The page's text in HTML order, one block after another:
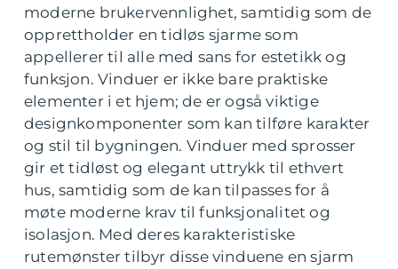
moderne brukervennlighet, samtidig som de
opprettholder en tidløs sjarme som
appellerer til alle med sans for estetikk og
funksjon. Vinduer er ikke bare praktiske
elementer i et hjem; de er også viktige
designkomponenter som kan tilføre karakter
og stil til bygningen. Vinduer med sprosser
gir et tidløst og elegant uttrykk til ethvert
hus, samtidig som de kan tilpasses for å
møte moderne krav til funksjonalitet og
isolasjon. Med deres karakteristiske
rutemønster tilbyr disse vinduene en sjarm